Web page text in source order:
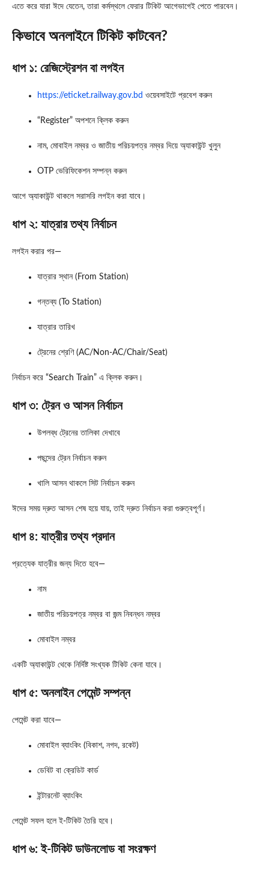
এতে করে যারা ঈদে যেতেন, তারা কর্মস্থলে ফেরার টিকিট আগেভাগেই পেতে পারবেন।
কিভাবে অনলাইনে টিকিট কাটবেন?
ধাপ ১: রেজিস্ট্রেশন বা লগইন
https://eticket.railway.gov.bd ওয়েবসাইটে প্রবেশ করুন
“Register” অপশনে ক্লিক করুন
নাম, মোবাইল নম্বর ও জাতীয় পরিচয়পত্র নম্বর দিয়ে অ্যাকাউন্ট খুলুন
OTP ভেরিফিকেশন সম্পন্ন করুন
আগে অ্যাকাউন্ট থাকলে সরাসরি লগইন করা যাবে।
ধাপ ২: যাত্রার তথ্য নির্বাচন
লগইন করার পর—
যাত্রার স্থান (From Station)
গন্তব্য (To Station)
যাত্রার তারিখ
ট্রেনের শ্রেণি (AC/Non-AC/Chair/Seat)
নির্বাচন করে “Search Train” এ ক্লিক করুন।
ধাপ ৩: ট্রেন ও আসন নির্বাচন
উপলব্ধ ট্রেনের তালিকা দেখাবে
পছন্দের ট্রেন নির্বাচন করুন
খালি আসন থাকলে সিট নির্বাচন করুন
ঈদের সময় দ্রুত আসন শেষ হয়ে যায়, তাই দ্রুত নির্বাচন করা গুরুত্বপূর্ণ।
ধাপ ৪: যাত্রীর তথ্য প্রদান
প্রত্যেক যাত্রীর জন্য দিতে হবে—
নাম
জাতীয় পরিচয়পত্র নম্বর বা জন্ম নিবন্ধন নম্বর
মোবাইল নম্বর
একটি অ্যাকাউন্ট থেকে নির্দিষ্ট সংখ্যক টিকিট কেনা যাবে।
ধাপ ৫: অনলাইন পেমেন্ট সম্পন্ন
পেমেন্ট করা যাবে—
মোবাইল ব্যাংকিং (বিকাশ, নগদ, রকেট)
ডেবিট বা ক্রেডিট কার্ড
ইন্টারনেট ব্যাংকিং
পেমেন্ট সফল হলে ই-টিকিট তৈরি হবে।
ধাপ ৬: ই-টিকিট ডাউনলোড বা সংরক্ষণ